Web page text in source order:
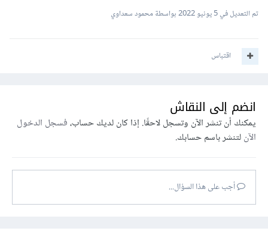
.submit-wrapper input.showForm{
width: 20%;
تم التعديل في5 يونيو 2022 بواسطة محمود سعداوي
اقتباس
انضم إلى النقاش
يمكنك أن تنشر الآن وتسجل لاحقًا. إذا كان لديك حساب،فسجل الدخول
الآنلتنشر باسم حسابك.
أجب على هذا السؤال...